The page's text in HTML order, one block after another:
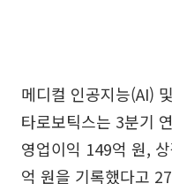
메디컬 인공지능(AI)
타로보틱스는 3분기
영업이익 149억 원,
억 원을 기록했다고